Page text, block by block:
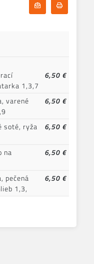
Odoberať
1,3,7
6,50 €
varené
6,50 €
soté, ryža
6,50 €
na
6,50 €
pečená
1,3,
6,50 €